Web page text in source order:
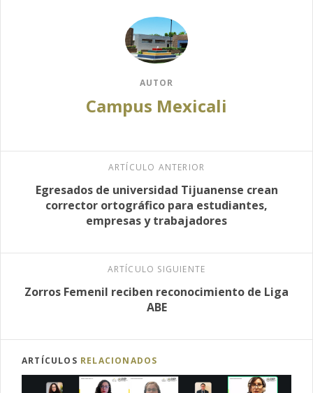
AUTOR
Campus Mexicali
ARTÍCULO ANTERIOR
Egresados de universidad Tijuanense crean
corrector ortográfico para estudiantes,
empresas y trabajadores
ARTÍCULO SIGUIENTE
Zorros Femenil reciben reconocimiento de Liga
ABE
ARTÍCULOS RELACIONADOS